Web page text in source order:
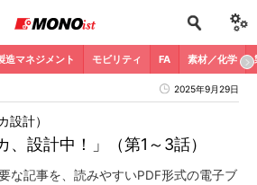
造マネジメント モビリティ FA 素材／化学
2025年9月29日
、設計中！」（第1～3話）
設計）
な記事を、読みやすいPDF形式の電子ブ